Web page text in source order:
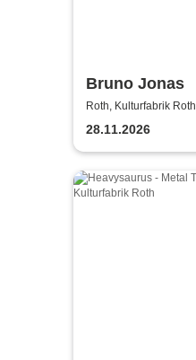
Bruno Jonas
Roth, Kulturfabrik Roth
28.11.2026